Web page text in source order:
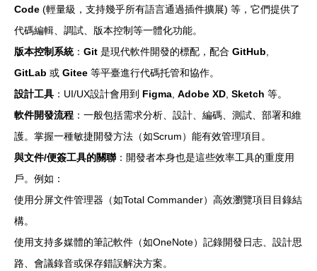
Code (輕量級，支持幾乎所有語言通過插件擴展) 等，它們提供了
代碼編輯、調試、版本控制等一體化功能。
版本控制系統： Git 是現代軟件開發的標配，配合 GitHub
GitLab 或 Gitee 等平臺進行代碼托管和協作。
設計工具 ：UI/UX設計會用到 Figma Adobe XD Sketch 等。
軟件開發流程 ：一般包括需求分析、設計、編碼、測試、部署和維
護。掌握一種敏捷開發方法（如Scrum）能有效管理項目。
與文件/便簽工具的關聯：開發者本身也是這些效率工具的重度用
戶。例如：
使用分屏文件管理器（如Total Commander）高效瀏覽項目目錄結
構。
使用支持多媒體的筆記軟件（如OneNote）記錄開發日志、設計思
路、會議錄音或保存錯誤解決方案。